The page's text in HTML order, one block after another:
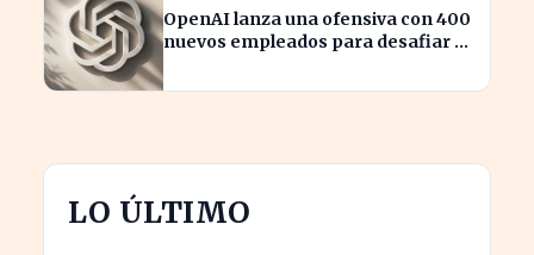
OpenAI lanza una ofensiva con 400
nuevos empleados para desafiar a
LO ÚLTIMO